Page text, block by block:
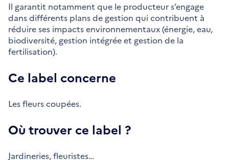
Il garantit notamment que le producteur s’engage
dans différents plans de gestion qui contribuent à
réduire ses impacts environnementaux (énergie, eau,
biodiversité, gestion intégrée et gestion de la
fertilisation).
Ce label concerne
Les fleurs coupées.
Où trouver ce label ?
Jardineries, fleuristes…